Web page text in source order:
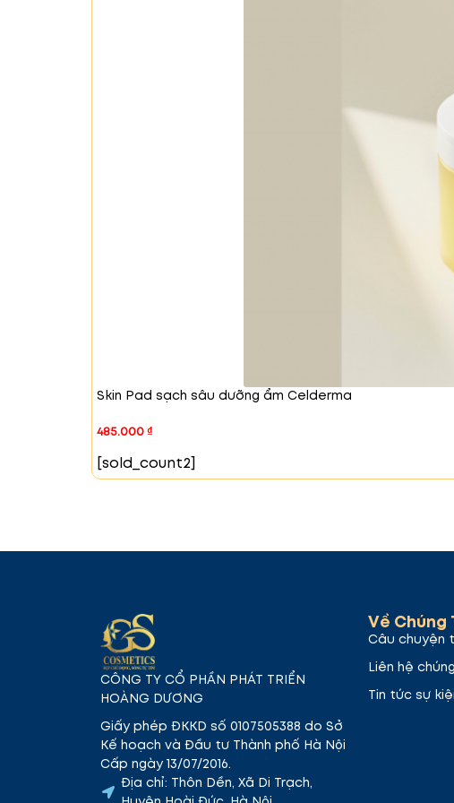
Nước, Glycerin, Butylene Glycol, Betaine,
Tromethamine, Allantoin, Ethylhexylglycerin,
Skin Pad sạch sâu dưỡng ẩm Celderma
485.000₫
[sold_count2]
CÔNG TY CỔ PHẦN PHÁT TRIỂN
HOÀNG DƯƠNG
Giấy phép ĐKKD số 0107505388 do Sở
Kế hoạch và Đầu tư Thành phố Hà Nội
Cấp ngày 13/07/2016.
Địa chỉ: Thôn Dền, Xã Di Trạch,
Về Chúng
Câu chuyện
Liên hệ
Tin tức sự